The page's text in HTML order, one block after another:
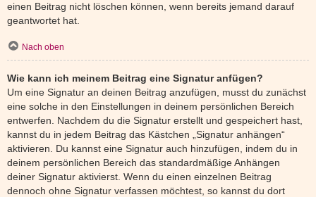
einen Beitrag nicht löschen können, wenn bereits jemand darauf
geantwortet hat.
Nach oben
Wie kann ich meinem Beitrag eine Signatur anfügen?
Um eine Signatur an deinen Beitrag anzufügen, musst du zunächst
eine solche in den Einstellungen in deinem persönlichen Bereich
entwerfen. Nachdem du die Signatur erstellt und gespeichert hast,
kannst du in jedem Beitrag das Kästchen „Signatur anhängen“
aktivieren. Du kannst eine Signatur auch hinzufügen, indem du in
deinem persönlichen Bereich das standardmäßige Anhängen
deiner Signatur aktivierst. Wenn du einen einzelnen Beitrag
dennoch ohne Signatur verfassen möchtest, so kannst du dort